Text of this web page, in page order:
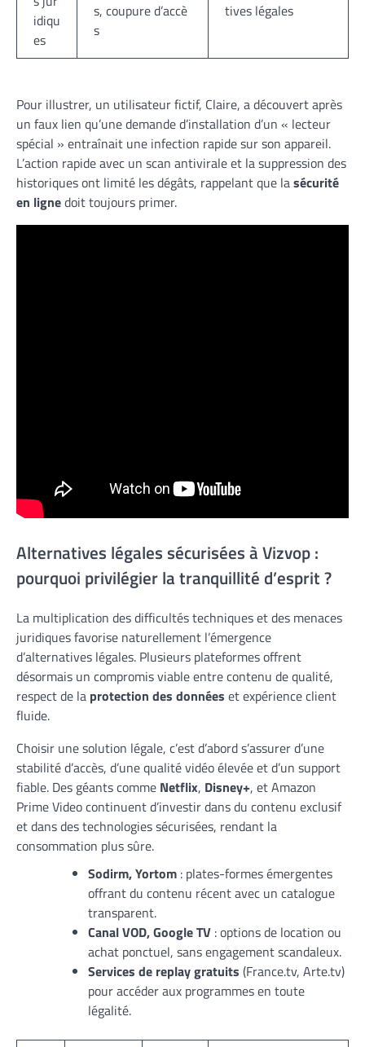
idiqu
es
s, coupure d’accè
s
tives légales
Pour illustrer, un utilisateur fictif, Claire, a découvert après
un faux lien qu’une demande d’installation d’un « lecteur
spécial » entraînait une infection rapide sur son appareil.
L’action rapide avec un scan antivirale et la suppression des
historiques ont limité les dégâts, rappelant que lasécurité
en lignedoit toujours primer.
Alternatives légales sécurisées à Vizvop :
pourquoi privilégier la tranquillité d’esprit ?
La multiplication des difficultés techniques et des menaces
juridiques favorise naturellement l’émergence
d’alternatives légales. Plusieurs plateformes offrent
désormais un compromis viable entre contenu de qualité,
respect de la protection des données et expérience client
fluide.
Choisir une solution légale, c’est d’abord s’assurer d’une
stabilité d’accès, d’une qualité vidéo élevée et d’un support
fiable. Des géants comme Netflix, Disney+, et Amazon
Prime Video continuent d’investir dans du contenu exclusif
et dans des technologies sécurisées, rendant la
consommation plus sûre.
Sodirm, Yortom : plates-formes émergentes
offrant du contenu récent avec un catalogue
transparent.
Canal VOD, Google TV : options de location ou
achat ponctuel, sans engagement scandaleux.
Services de replay gratuits (France.tv, Arte.tv)
pour accéder aux programmes en toute
légalité.